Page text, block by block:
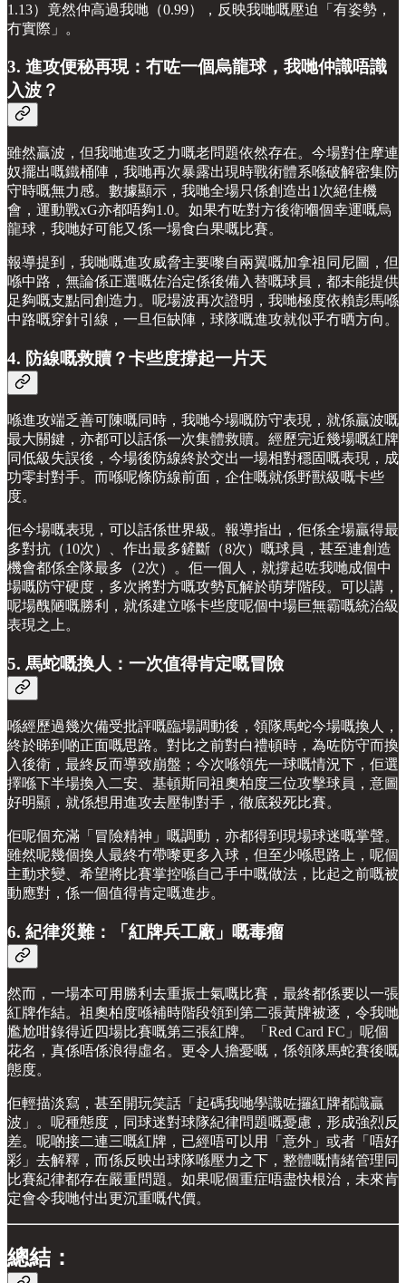
1.13）竟然仲高過我哋（0.99），反映我哋嘅壓迫「有姿勢，
冇實際」。
3. 進攻便秘再現：冇咗一個烏龍球，我哋仲識唔識
入波？
雖然贏波，但我哋進攻乏力嘅老問題依然存在。今場對住摩連
奴擺出嘅鐵桶陣，我哋再次暴露出現時戰術體系喺破解密集防
守時嘅無力感。數據顯示，我哋全場只係創造出1次絕佳機
會，運動戰xG亦都唔夠1.0。如果冇咗對方後衛嗰個幸運嘅烏
龍球，我哋好可能又係一場食白果嘅比賽。
報導提到，我哋嘅進攻威脅主要嚟自兩翼嘅加拿祖同尼圖，但
喺中路，無論係正選嘅佐治定係後備入替嘅球員，都未能提供
足夠嘅支點同創造力。呢場波再次證明，我哋極度依賴彭馬喺
中路嘅穿針引線，一旦佢缺陣，球隊嘅進攻就似乎冇晒方向。
4. 防線嘅救贖？卡些度撐起一片天
喺進攻端乏善可陳嘅同時，我哋今場嘅防守表現，就係贏波嘅
最大關鍵，亦都可以話係一次集體救贖。經歷完近幾場嘅紅牌
同低級失誤後，今場後防線終於交出一場相對穩固嘅表現，成
功零封對手。而喺呢條防線前面，企住嘅就係野獸級嘅卡些
度。
佢今場嘅表現，可以話係世界級。報導指出，佢係全場贏得最
多對抗（10次）、作出最多鏟斷（8次）嘅球員，甚至連創造
機會都係全隊最多（2次）。佢一個人，就撐起咗我哋成個中
場嘅防守硬度，多次將對方嘅攻勢瓦解於萌芽階段。可以講，
呢場醜陋嘅勝利，就係建立喺卡些度呢個中場巨無霸嘅統治級
表現之上。
5. 馬蛇嘅換人：一次值得肯定嘅冒險
喺經歷過幾次備受批評嘅臨場調動後，領隊馬蛇今場嘅換人，
終於睇到啲正面嘅思路。對比之前對白禮頓時，為咗防守而換
入後衛，最終反而導致崩盤；今次喺領先一球嘅情況下，佢選
擇喺下半場換入二安、基頓斯同祖奧柏度三位攻擊球員，意圖
好明顯，就係想用進攻去壓制對手，徹底殺死比賽。
佢呢個充滿「冒險精神」嘅調動，亦都得到現場球迷嘅掌聲。
雖然呢幾個換人最終冇帶嚟更多入球，但至少喺思路上，呢個
主動求變、希望將比賽掌控喺自己手中嘅做法，比起之前嘅被
動應對，係一個值得肯定嘅進步。
6. 紀律災難：「紅牌兵工廠」嘅毒瘤
然而，一場本可用勝利去重振士氣嘅比賽，最終都係要以一張
紅牌作結。祖奧柏度喺補時階段領到第二張黃牌被逐，令我哋
尷尬咁錄得近四場比賽嘅第三張紅牌。「Red Card FC」呢個
花名，真係唔係浪得虛名。更令人擔憂嘅，係領隊馬蛇賽後嘅
態度。
佢輕描淡寫，甚至開玩笑話「起碼我哋學識咗攞紅牌都識贏
波」。呢種態度，同球迷對球隊紀律問題嘅憂慮，形成強烈反
差。呢啲接二連三嘅紅牌，已經唔可以用「意外」或者「唔好
彩」去解釋，而係反映出球隊喺壓力之下，整體嘅情緒管理同
比賽紀律都存在嚴重問題。如果呢個重症唔盡快根治，未來肯
定會令我哋付出更沉重嘅代價。
總結：